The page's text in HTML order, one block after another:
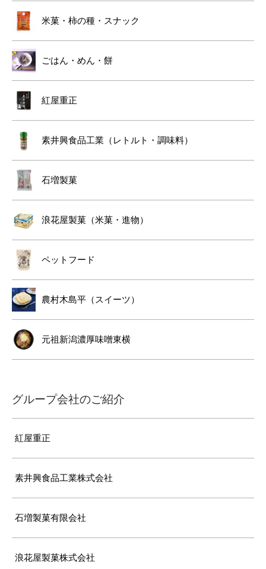
米菓・柿の種・スナック
ごはん・めん・餅
紅屋重正
素井興食品工業（レトルト・調味料）
石増製菓
浪花屋製菓（米菓・進物）
ペットフード
農村木島平（スイーツ）
元祖新潟濃厚味噌東横
グループ会社のご紹介
紅屋重正
素井興食品工業株式会社
石増製菓有限会社
浪花屋製菓株式会社